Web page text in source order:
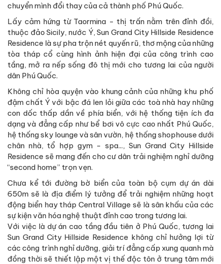
chuyển mình đổi thay của cả thành phố Phú Quốc.
Lấy cảm hứng từ Taormina - thị trấn nằm trên đỉnh đồi,
thuộc đảo Sicily, nước Ý, Sun Grand City Hillside Residence
Residence là sự pha trộn nét quyến rũ, thơ mộng của những
tòa tháp cổ cùng hình ảnh hiện đại của công trình cao
tầng, mở ra nếp sống đô thị mới cho tương lai của người
dân Phú Quốc.
Không chỉ hòa quyện vào khung cảnh của những khu phố
đậm chất Ý với bậc đá len lỏi giữa các toà nhà hay những
con dốc thấp dần về phía biển, với hệ thống tiện ích đa
dạng và đẳng cấp như bể bơi vô cực cao nhất Phú Quốc,
hệ thống sky lounge và sân vườn, hệ thống shophouse dưới
chân nhà, tổ hợp gym - spa..., Sun Grand City Hillside
Residence sẽ mang đến cho cư dân trải nghiệm nghỉ dưỡng
“second home” trọn vẹn.
Chưa kể tới đường bờ biển của toàn bộ cụm dự án dài
650m sẽ là địa điểm lý tưởng để trải nghiệm những hoạt
động biển hay tháp Central Village sẽ là sân khấu của các
sự kiện văn hóa nghệ thuật đỉnh cao trong tương lai.
Với việc là dự án cao tầng đầu tiên ở Phú Quốc, tương lai
Sun Grand City Hillside Residence không chỉ hưởng lợi từ
các công trình nghỉ dưỡng, giải trí đẳng cấp xung quanh mà
đồng thời sẽ thiết lập một vị thế độc tôn ở trung tâm mới